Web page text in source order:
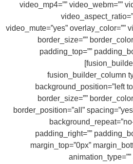
video_mp4=”” video_webm=””
video_mute=”yes” overlay_color=””
border_size=””
padding_top=””
padding_right=””][fusion_builder_row]
[fusion_builder_column
background_position=”left
border_size=””
border_position=”all”
padding_right=””
margin_top=”0px”